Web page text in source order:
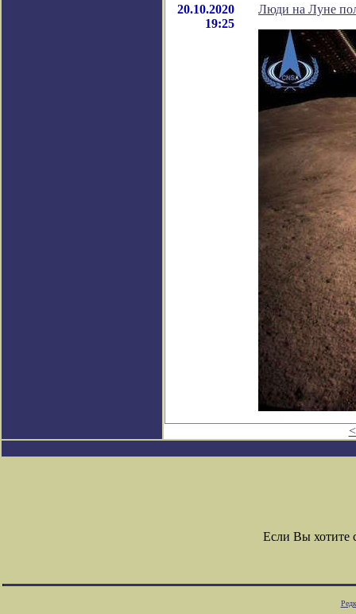
20.10.2020
19:25
Люди на Луне
Если Вы хотите